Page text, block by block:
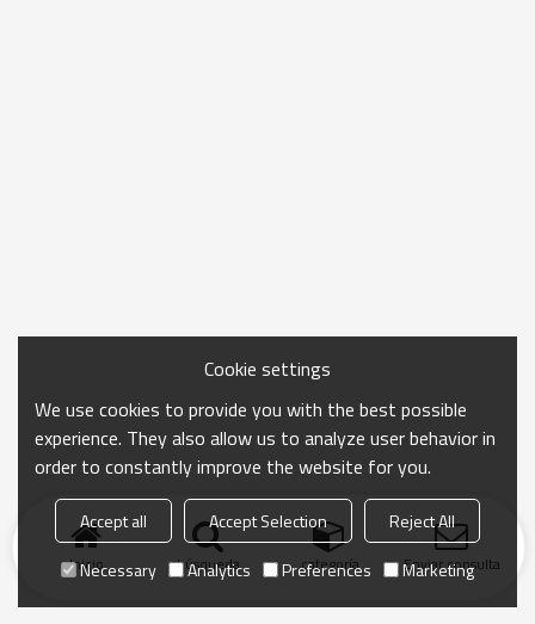
Inicio búsqueda categoría Enviar consulta
Cookie settings
We use cookies to provide you with the best possible
experience. They also allow us to analyze user behavior in
order to constantly improve the website for you.
Accept all Accept Selection
Reject All
Necessary
Analytics Preferences Marketing